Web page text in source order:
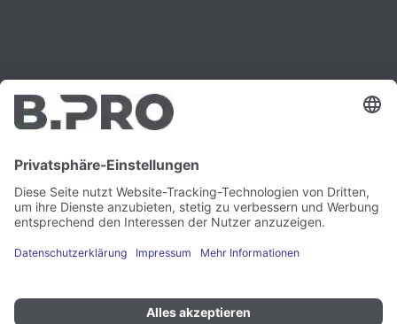
Impressum
Datenschutz
Schwachstellenmeldung
Karriere
Presse
Newsletter